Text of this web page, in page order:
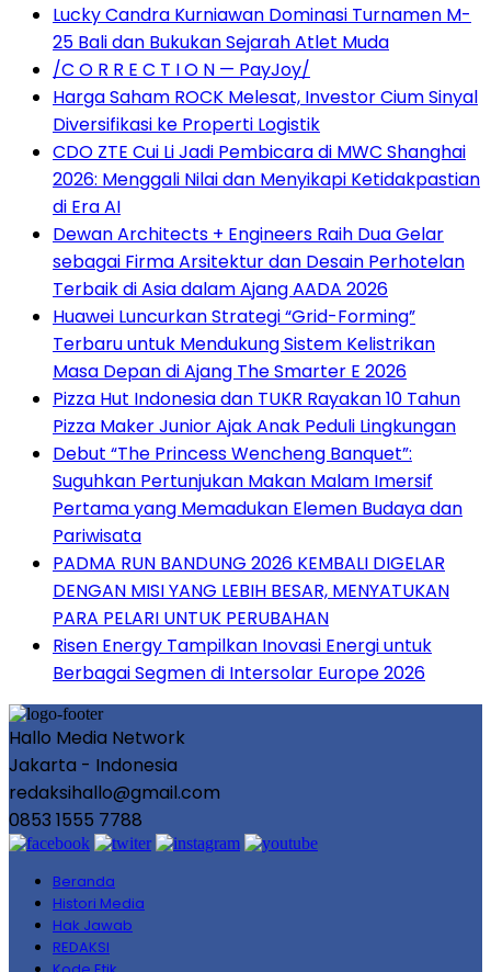
Lucky Candra Kurniawan Dominasi Turnamen M-
25 Bali dan Bukukan Sejarah Atlet Muda
/C O R R E C T I O N — PayJoy/
Harga Saham ROCK Melesat, Investor Cium Sinyal
Diversifikasi ke Properti Logistik
CDO ZTE Cui Li Jadi Pembicara di MWC Shanghai
2026: Menggali Nilai dan Menyikapi Ketidakpastian
di Era AI
Dewan Architects + Engineers Raih Dua Gelar
sebagai Firma Arsitektur dan Desain Perhotelan
Terbaik di Asia dalam Ajang AADA 2026
Huawei Luncurkan Strategi “Grid-Forming”
Terbaru untuk Mendukung Sistem Kelistrikan
Masa Depan di Ajang The Smarter E 2026
Pizza Hut Indonesia dan TUKR Rayakan 10 Tahun
Pizza Maker Junior Ajak Anak Peduli Lingkungan
Debut “The Princess Wencheng Banquet”:
Suguhkan Pertunjukan Makan Malam Imersif
Pertama yang Memadukan Elemen Budaya dan
Pariwisata
PADMA RUN BANDUNG 2026 KEMBALI DIGELAR
DENGAN MISI YANG LEBIH BESAR, MENYATUKAN
PARA PELARI UNTUK PERUBAHAN
Risen Energy Tampilkan Inovasi Energi untuk
Berbagai Segmen di Intersolar Europe 2026
Hallo Media Network
Jakarta - Indonesia
redaksihallo@gmail.com
0853 1555 7788
Beranda
Histori Media
Hak Jawab
REDAKSI